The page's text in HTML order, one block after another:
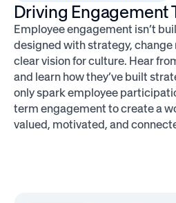
Driving Engagement
Employee engagement isn’t
designed with strategy, change
clear vision for culture. Hear
and learn how they’ve built
only spark employee
term engagement to create a
valued, motivated, and